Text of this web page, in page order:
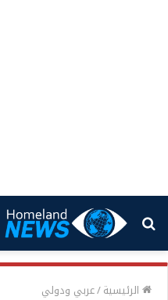
بحث
عن
الرئيسية/عربي ودولي